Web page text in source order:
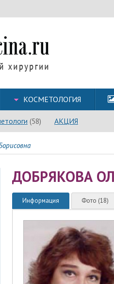
КОСМЕТОЛОГИЯ
(58) АКЦИЯ
ДОБРЯКОВА
Информация Фото (18)